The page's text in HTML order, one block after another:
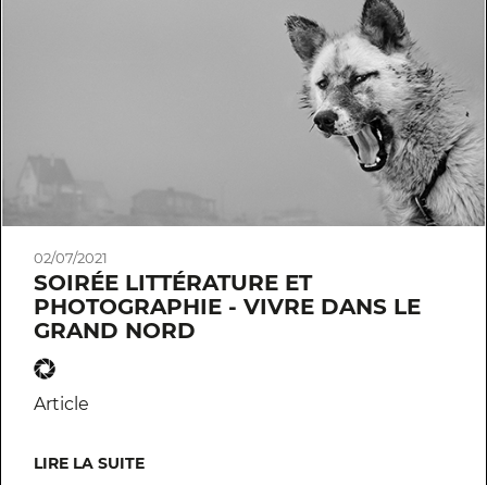
02/07/2021
SOIRÉE LITTÉRATURE ET
PHOTOGRAPHIE - VIVRE DANS LE
GRAND NORD
Article
LIRE LA SUITE